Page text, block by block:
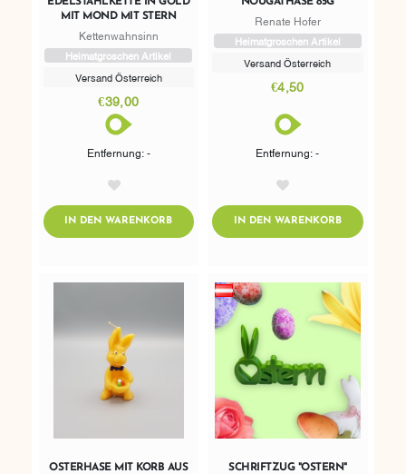
MIT MOND MIT STERN
Kettenwahnsinn
Heimatgroschen Artikel
Versand Österreich
€39,00
Entfernung: -
IN DEN WARENKORBADDTOCART
Renate Hofer
Heimatgroschen Artikel
Versand Österreich
€4,50
Entfernung: -
IN DEN WARENKORBADDTOCART
OSTERHASE MIT KORB AUS
SCHRIFTZUG "OSTERN"